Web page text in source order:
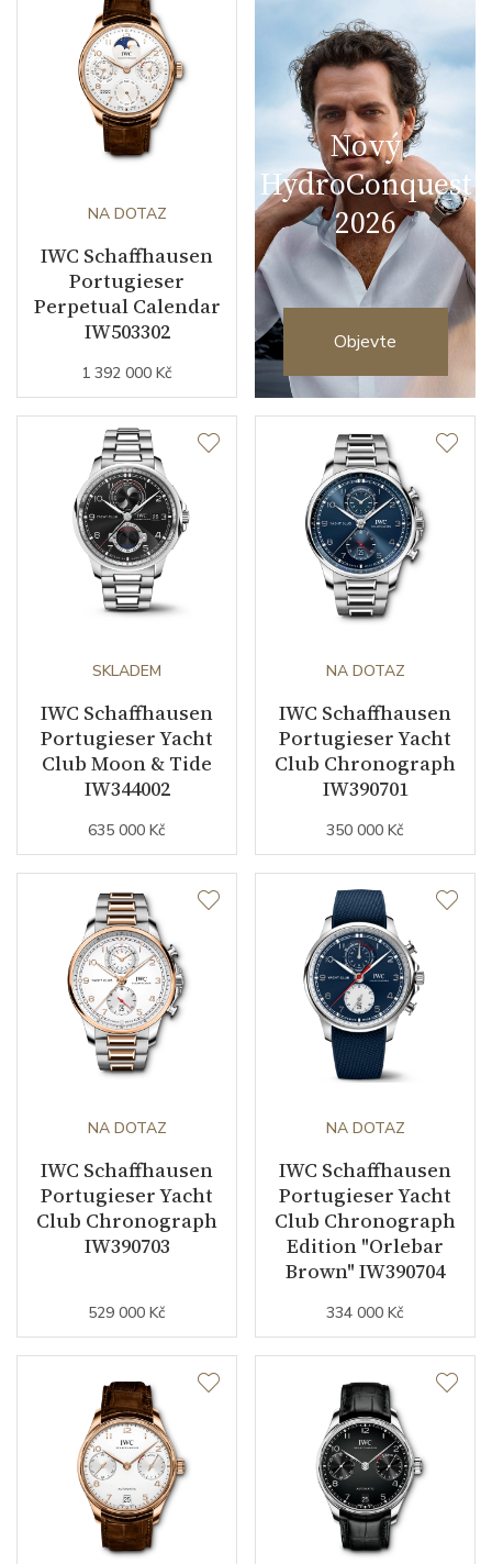
NA DOTAZ
IWC Schaffhausen
Portugieser
Perpetual Calendar
IW503302
1 392 000 Kč
Nový
HydroConquest
2026
Objevte
SKLADEM
IWC Schaffhausen
Portugieser Yacht
Club Moon & Tide
IW344002
635 000 Kč
NA DOTAZ
IWC Schaffhausen
Portugieser Yacht
Club Chronograph
IW390701
350 000 Kč
NA DOTAZ
IWC Schaffhausen
Portugieser Yacht
Club Chronograph
IW390703
529 000 Kč
NA DOTAZ
IWC Schaffhausen
Portugieser Yacht
Club Chronograph
Edition "Orlebar
Brown" IW390704
334 000 Kč